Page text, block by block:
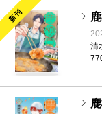
新刊
清